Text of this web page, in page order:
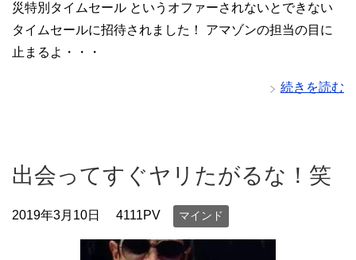
災特別タイムセール というオファーされないとできない
タイムセールに招待されました！ アマゾンの担当の目に
止まるよ・・・
続きを読む
出会ってすぐヤリたがるな！笑
2019年3月10日 4111PV マインド